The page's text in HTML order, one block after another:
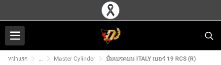
หน้าแรก ... Master Cylinder ปั้มเบรคบน ITALY เบอร์ 19 RCS (R)